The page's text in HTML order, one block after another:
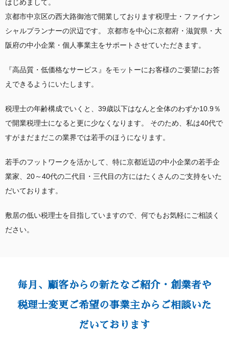
はじめまして。
京都市中京区の西大路御池で開業しております税理士・ファイナン
シャルプランナーの沢辺です。 京都市を中心に京都府・滋賀県・大
阪府の中小企業・個人事業主をサポートさせていただきます。
『高品質・低価格なサービス』をモットーにお客様のご要望にお答
えできるようにいたします。
税理士の年齢構成でいくと、39歳以下はなんと全体のわずか10.9％
で開業税理士になると更に少なくなります。 そのため、私は40代で
すがまだまだこの業界では若手のほうになります。
若手のフットワークを活かして、特に京都近辺の中小企業の若手企
業家、20～40代の二代目・三代目の方にはたくさんのご支持をいた
だいております。
敷居の低い税理士を目指していますので、何でもお気軽にご相談く
ださい。
毎月、顧客からの新たなご紹介・創業者や
税理士変更ご希望の事業主からご相談いた
だいております